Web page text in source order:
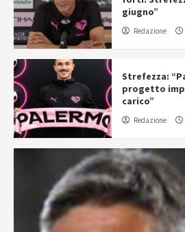
giugno”
Redazione
Strefezza:
progetto
carico”
Redazione